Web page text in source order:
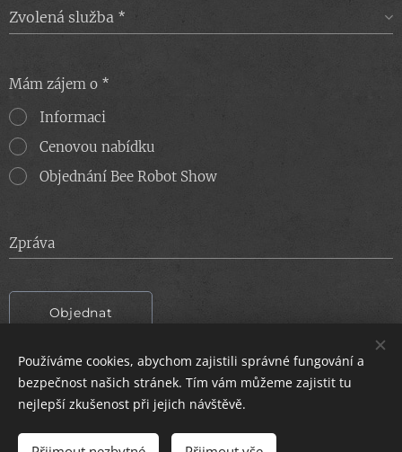
Zvolená služba
Mám zájem o
Informaci
Cenovou nabídku
Objednání Bee Robot Show
Zpráva
Objednat
Používáme cookies, abychom zajistili správné fungování a
bezpečnost našich stránek. Tím vám můžeme zajistit tu
nejlepší zkušenost při jejich návštěvě.